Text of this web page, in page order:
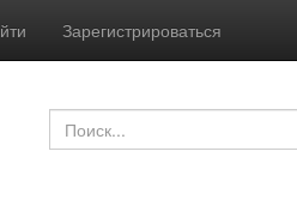
Зарегистрироваться